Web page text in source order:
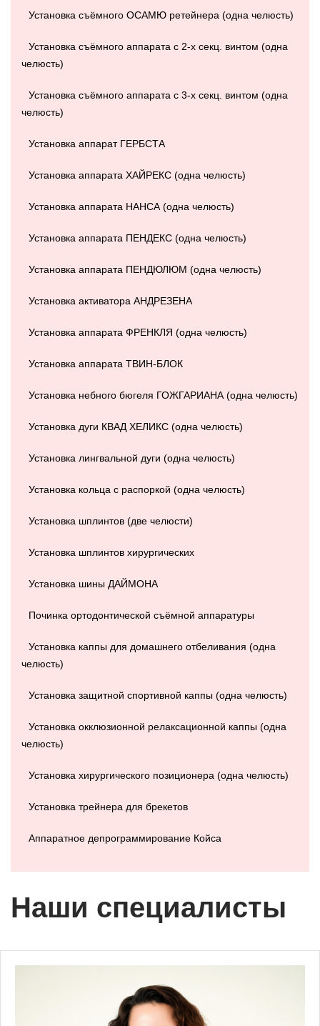
Установка съёмного ОСАМЮ ретейнера (одна челюсть)
Установка съёмного аппарата с 2-х секц. винтом (одна
челюсть)
Установка съёмного аппарата с 3-х секц. винтом (одна
челюсть)
Установка аппарат ГЕРБСТА
Установка аппарата ХАЙРЕКС (одна челюсть)
Установка аппарата НАНСА (одна челюсть)
Установка аппарата ПЕНДЕКС (одна челюсть)
Установка аппарата ПЕНДЮЛЮМ (одна челюсть)
Установка активатора АНДРЕЗЕНА
Установка аппарата ФРЕНКЛЯ (одна челюсть)
Установка аппарата ТВИН-БЛОК
Установка небного бюгеля ГОЖГАРИАНА (одна челюсть)
Установка дуги КВАД ХЕЛИКС (одна челюсть)
Установка лингвальной дуги (одна челюсть)
Установка кольца с распоркой (одна челюсть)
Установка шплинтов (две челюсти)
Установка шплинтов хирургических
Установка шины ДАЙМОНА
Починка ортодонтической съёмной аппаратуры
Установка каппы для домашнего отбеливания (одна
челюсть)
Установка защитной спортивной каппы (одна челюсть)
Установка окклюзионной релаксационной каппы (одна
челюсть)
Установка хирургического позиционера (одна челюсть)
Установка трейнера для брекетов
Аппаратное депрограммирование Койса
Наши специалисты